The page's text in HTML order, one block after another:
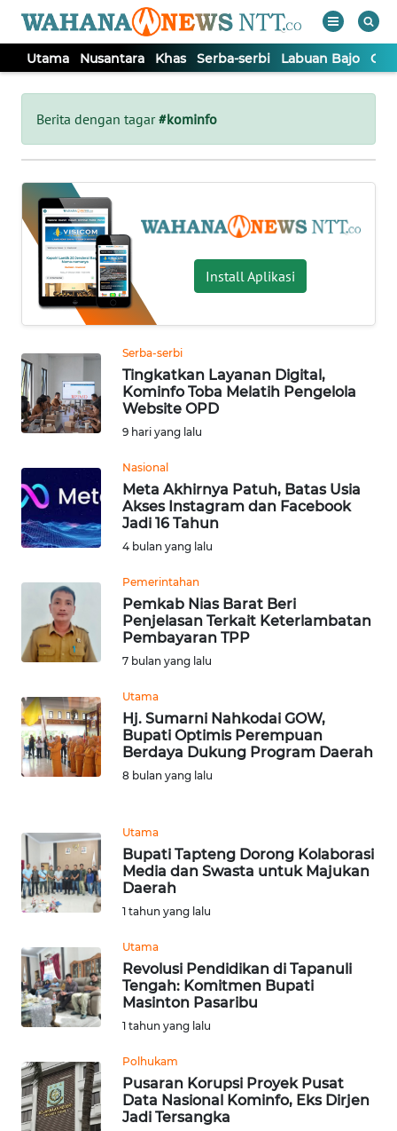
Utama Nusantara Khas Serba-serbi Labuan Bajo
Berita dengan tagar#kominfo
Install Aplikasi
Serba-serbi
Tingkatkan Layanan Digital,
Kominfo Toba Melatih Pengelola
Website OPD
9 hari yang lalu
Nasional
Meta Akhirnya Patuh, Batas Usia
Akses Instagram dan Facebook
Jadi 16 Tahun
4 bulan yang lalu
Pemerintahan
Pemkab Nias Barat Beri
Penjelasan Terkait Keterlambatan
Pembayaran TPP
7 bulan yang lalu
Utama
Hj. Sumarni Nahkodai GOW,
Bupati Optimis Perempuan
Berdaya Dukung Program Daerah
8 bulan yang lalu
Utama
Bupati Tapteng Dorong Kolaborasi
Media dan Swasta untuk Majukan
Daerah
1 tahun yang lalu
Utama
Revolusi Pendidikan di Tapanuli
Tengah: Komitmen Bupati
Masinton Pasaribu
1 tahun yang lalu
Polhukam
Pusaran Korupsi Proyek Pusat
Data Nasional Kominfo, Eks Dirjen
Jadi Tersangka
Tutup
UTAMA
NUSANTARA
KHAS
SERBA-
SERBI
LABUAN
BAJO
Informasi
INDEKS
KONTAK
KAMI
INFO
TENTANG
KAMI
SIBER
REDAKSI
DISCLAIMER
Wahana
Regional
WN
SUMUT